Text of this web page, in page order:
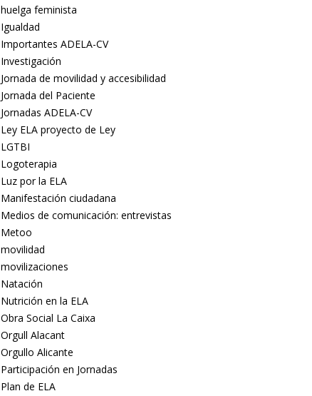
huelga feminista
Igualdad
Importantes ADELA-CV
Investigación
Jornada de movilidad y accesibilidad
Jornada del Paciente
Jornadas ADELA-CV
Ley ELA proyecto de Ley
LGTBI
Logoterapia
Luz por la ELA
Manifestación ciudadana
Medios de comunicación: entrevistas
Metoo
movilidad
movilizaciones
Natación
Nutrición en la ELA
Obra Social La Caixa
Orgull Alacant
Orgullo Alicante
Participación en Jornadas
Plan de ELA